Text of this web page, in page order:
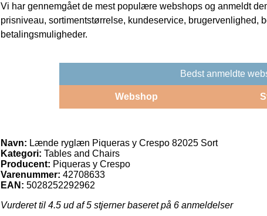
Vi har gennemgået de mest populære webshops og anmeldt
prisniveau, sortimentstørrelse, kundeservice, brugervenlighed,
betalingsmuligheder.
Bedst anmeldte
Webshop
Navn: Lænde ryglæn Piqueras y Crespo 82025 Sort
Kategori: Tables and Chairs
Producent: Piqueras y Crespo
Varenummer: 42708633
EAN: 5028252292962
Vurderet til 4.5 ud af 5 stjerner baseret på 6 anmeldelser